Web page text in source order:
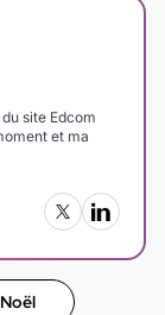
site Edcom
et ma